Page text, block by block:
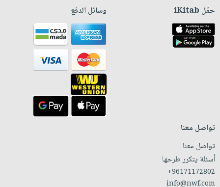
حمّل iKitab وسائل الدفع
تواصل معنا
تواصل معنا
أسئلة يتكرر طرحها
+96171172802
info@nwf.com